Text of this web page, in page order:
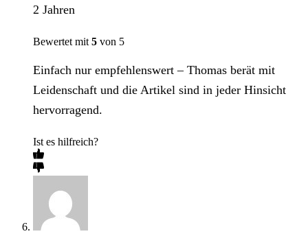
2 Jahren
Bewertet mit 5 von 5
Einfach nur empfehlenswert – Thomas berät mit
Leidenschaft und die Artikel sind in jeder Hinsicht
hervorragend.
Ist es hilfreich?